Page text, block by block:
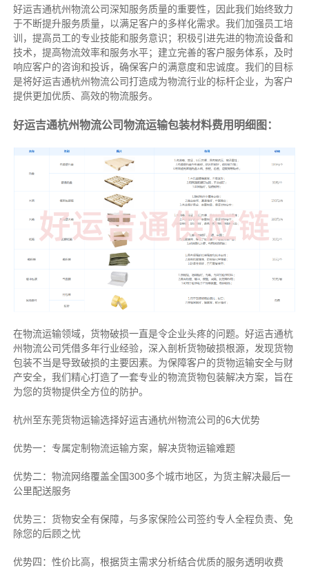
好运吉通杭州物流公司深知服务质量的重要性，因此我们始终致力
于不断提升服务质量，以满足客户的多样化需求。我们加强员工培
训，提高员工的专业技能和服务意识；积极引进先进的物流设备和
技术，提高物流效率和服务水平；建立完善的客户服务体系，及时
响应客户的咨询和投诉，确保客户的满意度和忠诚度。我们的目标
是将好运吉通杭州物流公司打造成为物流行业的标杆企业，为客户
提供更加优质、高效的物流服务。
好运吉通杭州物流公司物流运输包装材料费用明细图：
在物流运输领域，货物破损一直是令企业头疼的问题。好运吉通杭
州物流公司凭借多年行业经验，深入剖析货物破损根源，发现货物
包装不当是导致破损的主要因素。为保障客户的货物运输安全与财
产安全，我们精心打造了一套专业的物流货物包装解决方案，旨在
为您的货物提供全方位的防护。
杭州至东莞货物运输选择好运吉通杭州物流公司的6大优势
优势一：专属定制物流运输方案，解决货物运输难题
优势二：物流网络覆盖全国300多个城市地区，为货主解决最后一
公里配送服务
优势三：货物安全有保障，与多家保险公司签约专人全程负责、免
除您的后顾之忧
优势四：性价比高，根据货主需求分析结合优质的服务透明收费